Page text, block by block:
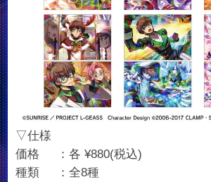
▽仕様
価格 ：各 ¥880(税込)
種類 ：全8種